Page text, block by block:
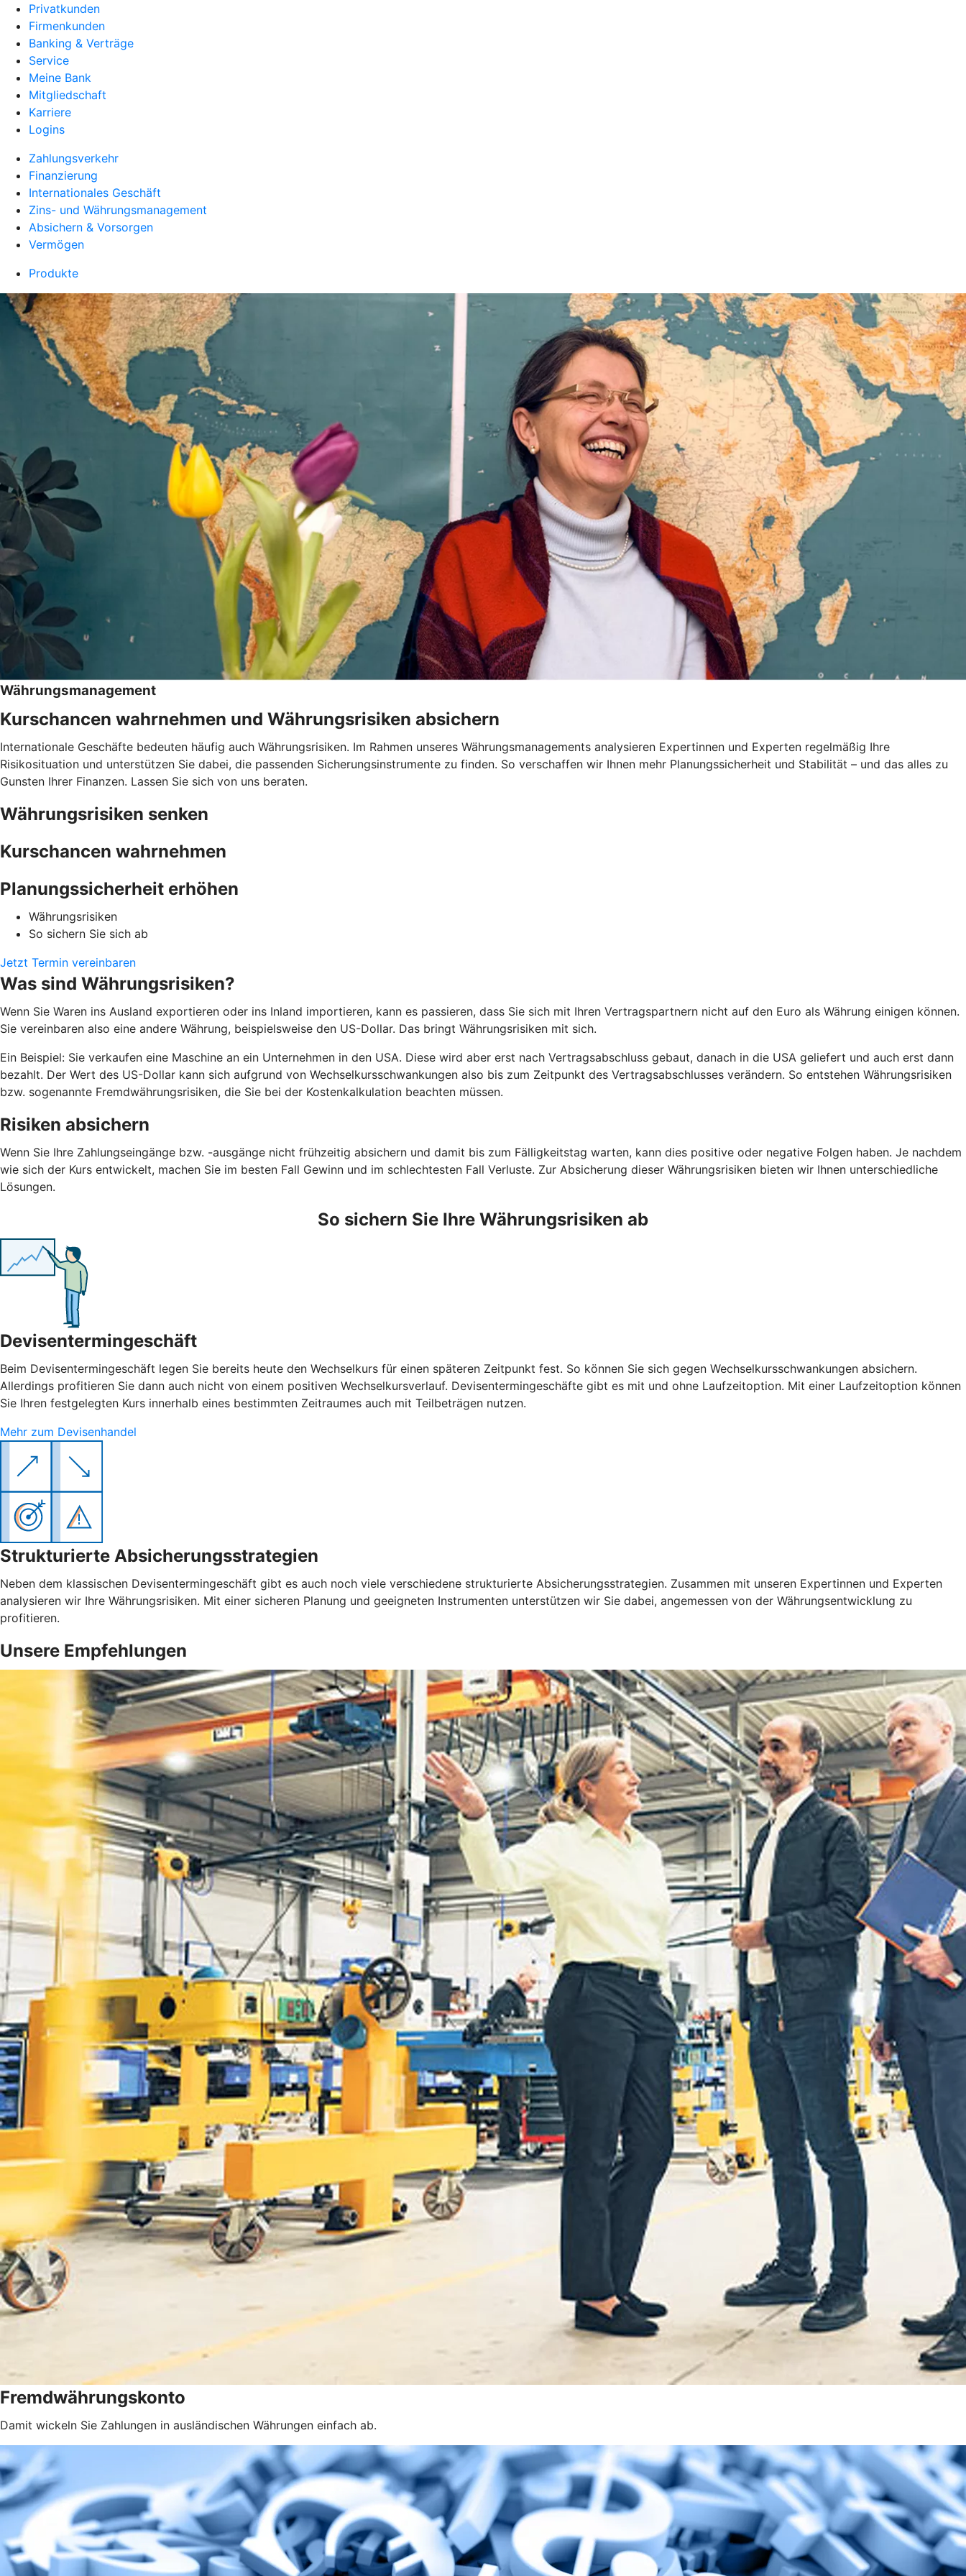
Privatkunden
Firmenkunden
Banking & Verträge
Service
Meine Bank
Mitgliedschaft
Karriere
Logins
Zahlungsverkehr
Finanzierung
Internationales Geschäft
Zins- und Währungsmanagement
Absichern & Vorsorgen
Vermögen
Produkte
Währungsmanagement
Kurschancen wahrnehmen und Währungsrisiken absichern
Internationale Geschäfte bedeuten häufig auch Währungsrisiken. Im Rahmen unseres Währungsmanagements analysieren Expertinnen und Experten regelmäßig Ihre
Risikosituation und unterstützen Sie dabei, die passenden Sicherungsinstrumente zu finden. So verschaffen wir Ihnen mehr Planungssicherheit und Stabilität – und das alles zu
Gunsten Ihrer Finanzen. Lassen Sie sich von uns beraten.
Währungsrisiken senken
Kurschancen wahrnehmen
Planungssicherheit erhöhen
Währungsrisiken
So sichern Sie sich ab
Jetzt Termin vereinbaren
Was sind Währungsrisiken?
Wenn Sie Waren ins Ausland exportieren oder ins Inland importieren, kann es passieren, dass Sie sich mit Ihren Vertragspartnern nicht auf den Euro als Währung einigen können.
Sie vereinbaren also eine andere Währung, beispielsweise den US-Dollar. Das bringt Währungsrisiken mit sich.
Ein Beispiel: Sie verkaufen eine Maschine an ein Unternehmen in den USA. Diese wird aber erst nach Vertragsabschluss gebaut, danach in die USA geliefert und auch erst dann
bezahlt. Der Wert des US-Dollar kann sich aufgrund von Wechselkursschwankungen also bis zum Zeitpunkt des Vertragsabschlusses verändern. So entstehen Währungsrisiken
bzw. sogenannte Fremdwährungsrisiken, die Sie bei der Kostenkalkulation beachten müssen.
Risiken absichern
Wenn Sie Ihre Zahlungseingänge bzw. -ausgänge nicht frühzeitig absichern und damit bis zum Fälligkeitstag warten, kann dies positive oder negative Folgen haben. Je nachdem
wie sich der Kurs entwickelt, machen Sie im besten Fall Gewinn und im schlechtesten Fall Verluste. Zur Absicherung dieser Währungsrisiken bieten wir Ihnen unterschiedliche
Lösungen.
So sichern Sie Ihre Währungsrisiken ab
Devisentermingeschäft
Beim Devisentermingeschäft legen Sie bereits heute den Wechselkurs für einen späteren Zeitpunkt fest. So können Sie sich gegen Wechselkursschwankungen absichern.
Allerdings profitieren Sie dann auch nicht von einem positiven Wechselkursverlauf. Devisentermingeschäfte gibt es mit und ohne Laufzeitoption. Mit einer Laufzeitoption können
Sie Ihren festgelegten Kurs innerhalb eines bestimmten Zeitraumes auch mit Teilbeträgen nutzen.
Mehr zum Devisenhandel
Strukturierte Absicherungsstrategien
Neben dem klassischen Devisentermingeschäft gibt es auch noch viele verschiedene strukturierte Absicherungsstrategien. Zusammen mit unseren Expertinnen und Experten
analysieren wir Ihre Währungsrisiken. Mit einer sicheren Planung und geeigneten Instrumenten unterstützen wir Sie dabei, angemessen von der Währungsentwicklung zu
profitieren.
Unsere Empfehlungen
Fremdwährungskonto
Damit wickeln Sie Zahlungen in ausländischen Währungen einfach ab.